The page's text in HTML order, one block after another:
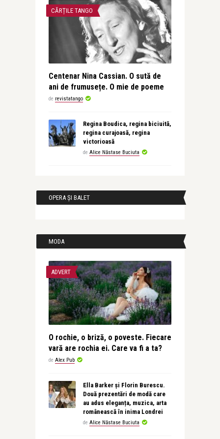
CĂRȚILE TANGO
Centenar Nina Cassian. O sută de
ani de frumusețe. O mie de poeme
de revistatango
Regina Boudica, regina biciuită,
regina curajoasă, regina
victorioasă
de Alice Năstase Buciuta
OPERA ȘI BALET
MODA
ADVERT
O rochie, o briză, o poveste. Fiecare
vară are rochia ei. Care va fi a ta?
de Alex Pub
Ella Barker și Florin Burescu.
Două prezentări de modă care
au adus eleganța, muzica, arta
românească în inima Londrei
de Alice Năstase Buciuta